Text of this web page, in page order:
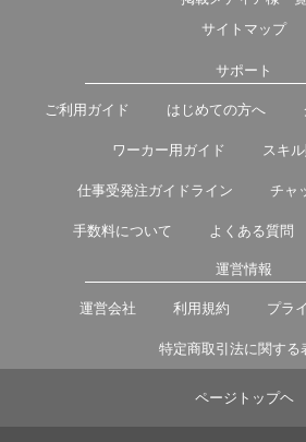
サイトマップ
サポート
ご利用ガイド はじめての方へ
ワーカー用ガイド スキ
仕事受発注ガイドライン チャ
手数料について よくある質問
運営情報
運営会社 利用規約 プラ
特定商取引法に関する
ページトップヘ